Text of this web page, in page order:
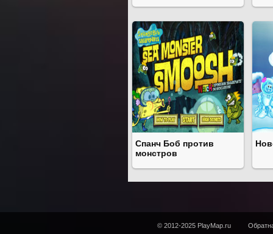
Спанч Боб против
монстров
© 2012-2025 PlayMap.ru